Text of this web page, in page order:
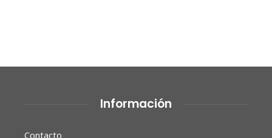
Información
Contacto